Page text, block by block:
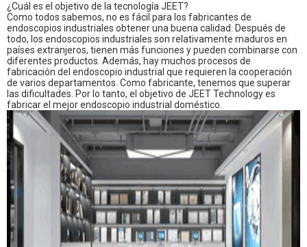
¿Cuál es el objetivo de la tecnología JEET?
Como todos sabemos, no es fácil para los fabricantes de
endoscopios industriales obtener una buena calidad. Después de
todo, los endoscopios industriales son relativamente maduros en
países extranjeros, tienen más funciones y pueden combinarse con
diferentes productos. Además, hay muchos procesos de
fabricación del endoscopio industrial que requieren la cooperación
de varios departamentos. Como fabricante, tenemos que superar
las dificultades. Por lo tanto, el objetivo de JEET Technology es
fabricar el mejor endoscopio industrial doméstico.